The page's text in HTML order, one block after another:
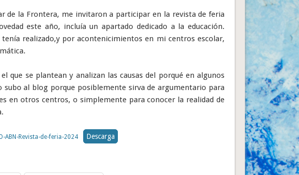
de la Frontera, me invitaron a participar en la revista de feria
este año, incluía un apartado dedicado a la educación.
realizado,y por acontenicimientos en mi centros escolar,
que se plantean y analizan las causas del porqué en algunos
subo al blog porque posiblemente sirva de argumentario para
en otros centros, o simplemente para conocer la realidad de
ABN-Revista-de-feria-2024 Descarga